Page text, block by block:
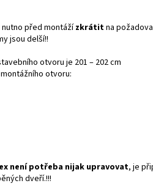
nutno před montážízkrátitna
jsou delší!!
otvoru je 201 – 202 cm
otvoru:
není potřeba nijak upravovat, je
dveří.!!!